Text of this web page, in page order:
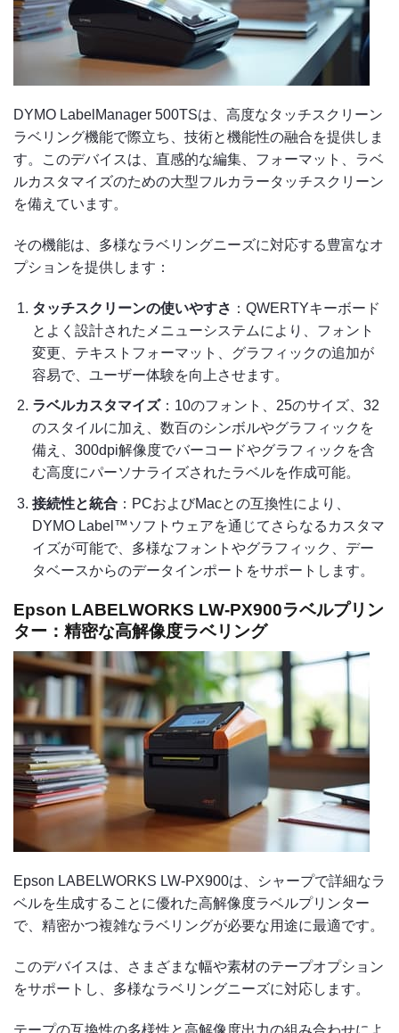
DYMO LabelManager 500TSは、高度なタッチスクリーン
ラベリング機能で際立ち、技術と機能性の融合を提供しま
す。このデバイスは、直感的な編集、フォーマット、ラベ
ルカスタマイズのための大型フルカラータッチスクリーン
を備えています。
その機能は、多様なラベリングニーズに対応する豊富なオ
プションを提供します：
タッチスクリーンの使いやすさ ：QWERTYキーボード
とよく設計されたメニューシステムにより、フォント
変更、テキストフォーマット、グラフィックの追加が
容易で、ユーザー体験を向上させます。
ラベルカスタマイズ：10のフォント、25のサイズ、32
のスタイルに加え、数百のシンボルやグラフィックを
備え、300dpi解像度でバーコードやグラフィックを含
む高度にパーソナライズされたラベルを作成可能。
接続性と統合：PCおよびMacとの互換性により、
DYMO Label™ソフトウェアを通じてさらなるカスタマ
イズが可能で、多様なフォントやグラフィック、デー
タベースからのデータインポートをサポートします。
Epson LABELWORKS LW-PX900ラベルプリン
ター：精密な高解像度ラベリング
Epson LABELWORKS LW-PX900は、シャープで詳細なラ
ベルを生成することに優れた高解像度ラベルプリンター
で、精密かつ複雑なラベリングが必要な用途に最適です。
このデバイスは、さまざまな幅や素材のテープオプション
をサポートし、多様なラベリングニーズに対応します。
テープの互換性の多様性と高解像度出力の組み合わせによ